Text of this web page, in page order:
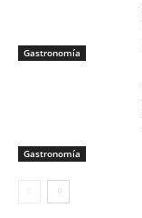
Gastronomía
Gastronomía